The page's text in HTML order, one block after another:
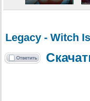
Legacy - Witch